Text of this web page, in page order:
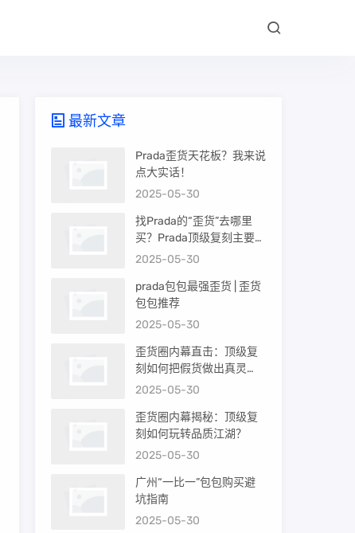
最新文章
Prada歪货天花板？我来说
点大实话！
2025-05-30
找Prada的“歪货”去哪里
买？Prada顶级复刻主要渠
道盘点
2025-05-30
prada包包最强歪货 | 歪货
包包推荐
2025-05-30
歪货圈内幕直击：顶级复
刻如何把假货做出真灵
魂？
2025-05-30
歪货圈内幕揭秘：顶级复
刻如何玩转品质江湖？
2025-05-30
广州“一比一”包包购买避
坑指南
2025-05-30